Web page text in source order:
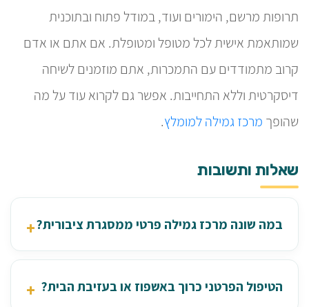
תרופות מרשם, הימורים ועוד, במודל פתוח ובתוכנית
שמותאמת אישית לכל מטופל ומטופלת. אם אתם או אדם
קרוב מתמודדים עם התמכרות, אתם מוזמנים לשיחה
דיסקרטית וללא התחייבות. אפשר גם לקרוא עוד על מה
שהופך מרכז גמילה למומלץ.
שאלות ותשובות
במה שונה מרכז גמילה פרטי ממסגרת ציבורית?
הטיפול הפרטני כרוך באשפוז או בעזיבת הבית?